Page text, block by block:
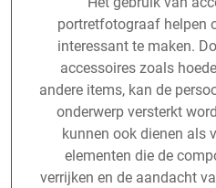
portretfotograaf helpen
interessant te maken.
accessoires zoals
andere items, kan de
onderwerp versterkt
kunnen ook dienen als
elementen die de
verrijken en de aandacht